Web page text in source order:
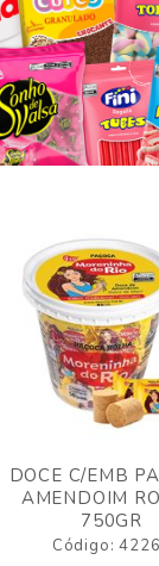
DOCE C/EMB
AMENDOIM
750GR
Código: